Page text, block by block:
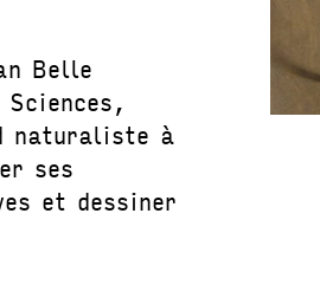
Belle
naturaliste à
ses
et dessiner